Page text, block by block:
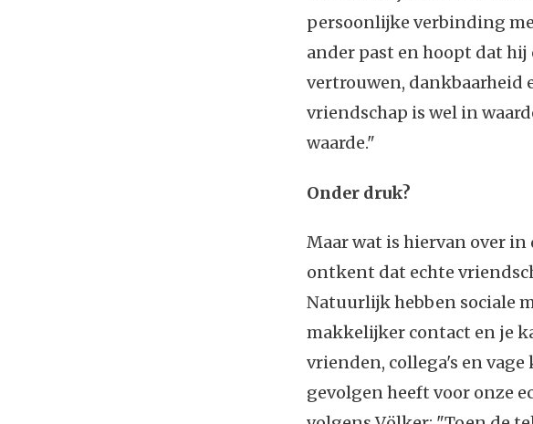
persoonlijke verbinding
ander past en hoopt dat
vertrouwen, dankbaarheid
vriendschap is wel in
waarde."
Onder druk?
Maar wat is hiervan over
ontkent dat echte
Natuurlijk hebben sociale
makkelijker contact en je
vrienden, collega's en
gevolgen heeft voor onze